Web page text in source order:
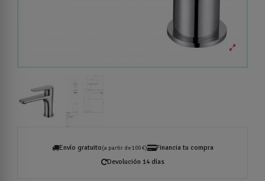
Envío gratuito(a partir de 100 €)
Financia tu compra
Devolución 14 días